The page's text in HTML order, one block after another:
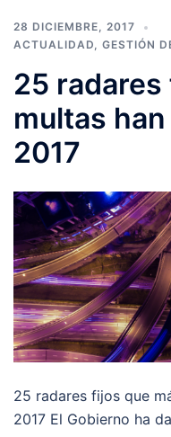
28 DICIEMBRE, 2017
ACTUALIDAD, GESTIÓN
25
multas
2017
25 radares fijos que
2017 El Gobierno ha